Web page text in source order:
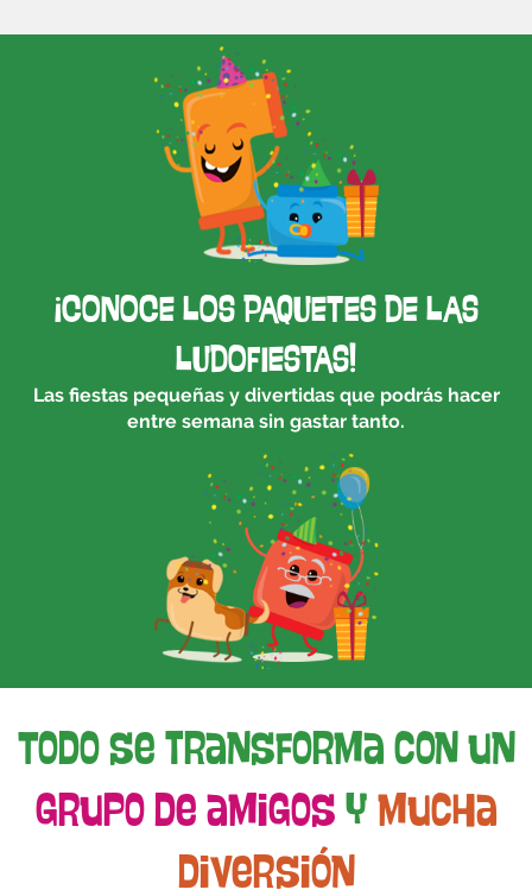
¡CONOCE LOS PAQUETES DE LAS
LUDOFIESTAS!
Las fiestas pequeñas y divertidas que podrás hacer
entre semana sin gastar tanto.
Todo se transforma con un
grupo de amigos y mucha
diversión